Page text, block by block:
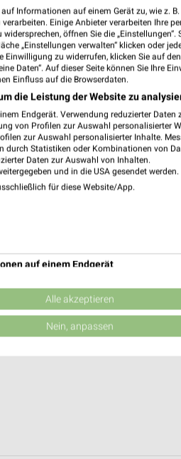
Wunstorf
Hannover
Informationen auf einem Gerät zu, wie z.
Einige Anbieter verarbeiten Ihre
öffnen Sie die
„Einstellungen verwalten“ klicken oder
Einwilligung zu widerrufen, klicken Sie auf
Daten“. Auf dieser Seite können Sie Ihre
Einfluss auf die Browserdaten.
die Leistung der Website zu
Endgerät. Verwendung reduzierter Daten
von Profilen zur Auswahl personalisierter
zur Auswahl personalisierter Inhalte.
durch Statistiken oder Kombinationen von
Daten zur Auswahl von Inhalten.
und in die USA gesendet werden.
für diese Website/App.
auf einem Endgerät
von Werbeanzeigen
Werbung
Alle akzeptieren
Nein, anpassen